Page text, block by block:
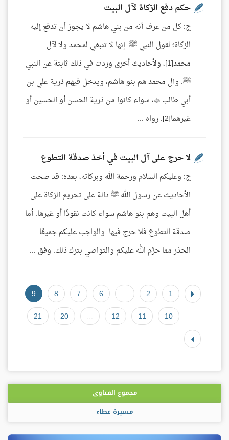
حكم دفع الزكاة لآل البيت
ج: كل من عرف أنه من بني هاشم لا يجوز أن تدفع إليه
الزكاة؛ لقول النبي ﷺ: إنها لا تنبغي لمحمد ولا لآل
محمد[1]، ولأحاديث أخرى وردت في ذلك ثابتة عن النبي
ﷺ. وآل محمد هم بنو هاشم، ويدخل فيهم ذرية علي بن
أبي طالب ، سواء كانوا من ذرية الحسن أو الحسين أو
غيرهما[2]. رواه ...
لا حرج على آل البيت في أخذ صدقة التطوع
ج: وعليكم السلام ورحمة الله وبركاته، بعده: قد صحت
الأحاديث عن رسول الله ﷺ دالة على تحريم الزكاة على
أهل البيت وهم بنو هاشم سواء كانت نقودًا أو غيرها. أما
صدقة التطوع فلا حرج فيها. والواجب عليكم جميعًا
الحذر مما حرَّم الله عليكم والتواصي بترك ذلك. وفق ...
1
2
6
7
8
9
10
11
12
20
21
مجموع الفتاوى
مسيرة عطاء